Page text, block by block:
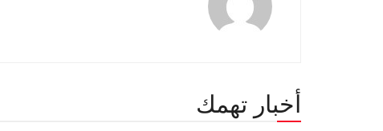
أخبار تهمك